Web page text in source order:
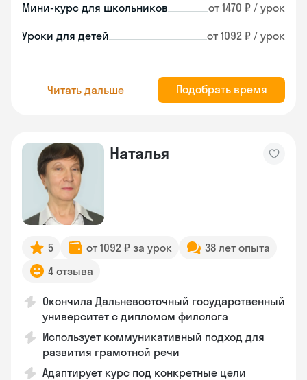
Мини-курс для школьников от 1470 ₽ / урок
Уроки для детей от 1092 ₽ / урок
Читать дальше Подобрать время
Наталья
5 от 1092 ₽ за урок
38 лет опыта
4 отзыва
Окончила Дальневосточный государственный
университет с дипломом филолога
Использует коммуникативный подход для
развития грамотной речи
Адаптирует курс под конкретные цели